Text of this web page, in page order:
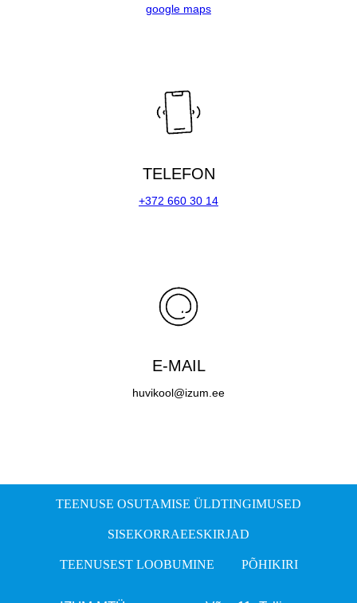
google maps
TELEFON
+372 660 30 14
E-MAIL
huvikool@izum.ee
TEENUSE OSUTAMISE ÜLDTINGIMUSED
SISEKORRAEESKIRJAD
TEENUSEST LOOBUMINE PÕHIKIRI